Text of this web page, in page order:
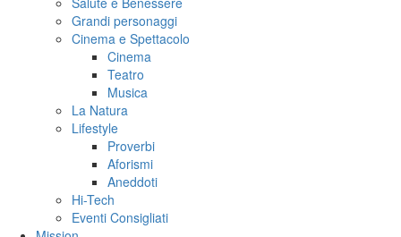
Grandi personaggi
Cinema e Spettacolo
Cinema
Teatro
Musica
La Natura
Lifestyle
Proverbi
Aforismi
Aneddoti
Hi-Tech
Eventi Consigliati